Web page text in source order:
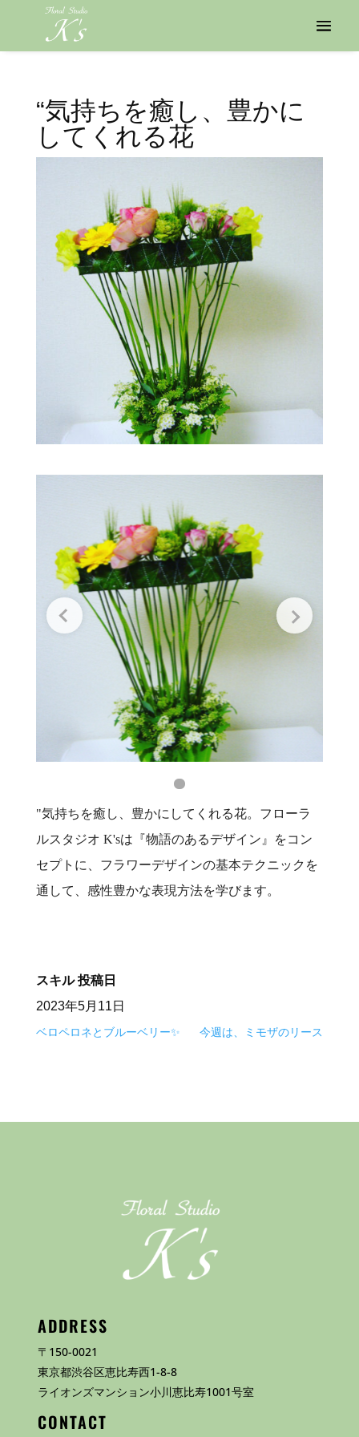
“気持ちを癒し、豊かに
してくれる花
"気持ちを癒し、豊かにしてくれる花。フローラ
ルスタジオ K'sは『物語のあるデザイン』をコン
セプトに、フラワーデザインの基本テクニックを
通して、感性豊かな表現方法を学びます。
スキル 投稿日
2023年5月11日
ベロペロネとブルーベリー✨ 今週は、ミモザのリース
ADDRESS
〒150-0021
東京都渋谷区恵比寿西1-8-8
ライオンズマンション小川恵比寿1001号室
CONTACT